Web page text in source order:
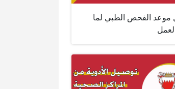
موعد الفحص الطبي لما